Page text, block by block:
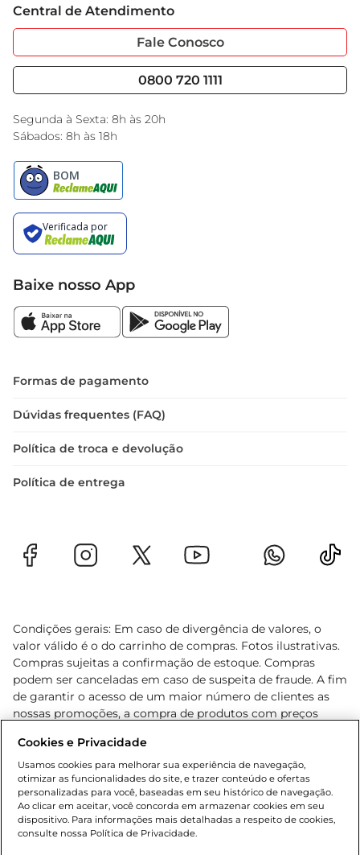
Sobre Privacidade
Portal do Fornecedo
Nossas Lojas
Garantia Estendida
Serviços
Black Friday
Encarte do Dia
Central de Atendimento
Fale Conosco
0800 720 1111
Segunda à Sexta: 8h às 20h
Sábados: 8h às 18h
Baixe nosso App
Formas de pagamento
Dúvidas frequentes (FAQ)
Política de troca e devolução
Política de entrega
Condições gerais: Em caso de divergência de valores, o
valor válido é o do carrinho de compras. Fotos ilustrativas.
Compras sujeitas a confirmação de estoque. Compras
podem ser canceladas em caso de suspeita de fraude. A fim
de garantir o acesso de um maior número de clientes as
nossas promoções, a compra de produtos com preços
cliente. Os preços, ofertas e condições são exclusivos para
o e-commerce e válidos durante o dia de hoje, podendo
sofrer alterações sem prévia notificação. Proibida a venda
de bebidas alcoólicas para menores de 18 anos, conforme
Lei n.º 8069/90, art. 81, inciso II (Estatuto da Criança e do
Adolescente). Preços e condições exclusivos para o
Cookies e Privacidade
Usamos cookies para melhorar sua experiência de navegação,
otimizar as funcionalidades do site, e trazer conteúdo e ofertas
personalizadas para você, baseadas em seu histórico de navegação.
Ao clicar em aceitar, você concorda em armazenar cookies em seu
dispositivo. Para informações mais detalhadas a respeito de cookies,
consulte nossa Política de Privacidade.